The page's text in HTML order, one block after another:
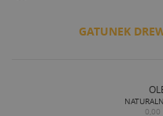
GATUNEK
0,00